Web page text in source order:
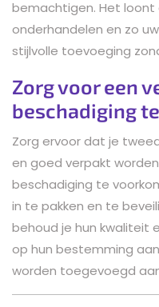
bemachtigen. Het
onderhandelen en zo
stijlvolle toevoeging
Zorg voor een
beschadiging
Zorg ervoor dat je
en goed verpakt
beschadiging te
in te pakken en te
behoud je hun kwaliteit
op hun bestemming
worden toegevoegd